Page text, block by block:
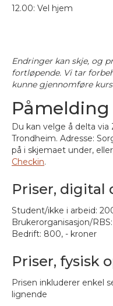
12.00: Vel hjem
Endringer kan skje, og
fortløpende. Vi tar
kunne gjennomføre
Du kan velge å delta via
Trondheim. Adresse:
på i skjemaet under, eller
Checkin.
Priser, digital
Student/ikke i arbeid:
Brukerorganisasjon/
Bedrift: 800, - kroner
Priser, fysisk
Prisen inkluderer enkel
lignende